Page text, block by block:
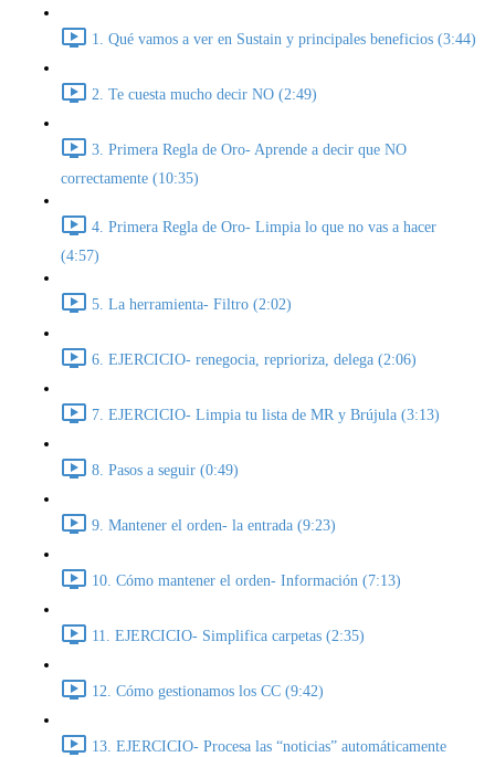
1. Qué vamos a ver en Sustain y principales beneficios (3:44)
2. Te cuesta mucho decir NO (2:49)
3. Primera Regla de Oro- Aprende a decir que NO
correctamente (10:35)
4. Primera Regla de Oro- Limpia lo que no vas a hacer
(4:57)
5. La herramienta- Filtro (2:02)
6. EJERCICIO- renegocia, reprioriza, delega (2:06)
7. EJERCICIO- Limpia tu lista de MR y Brújula (3:13)
8. Pasos a seguir (0:49)
9. Mantener el orden- la entrada (9:23)
10. Cómo mantener el orden- Información (7:13)
11. EJERCICIO- Simplifica carpetas (2:35)
12. Cómo gestionamos los CC (9:42)
13. EJERCICIO- Procesa las “noticias” automáticamente